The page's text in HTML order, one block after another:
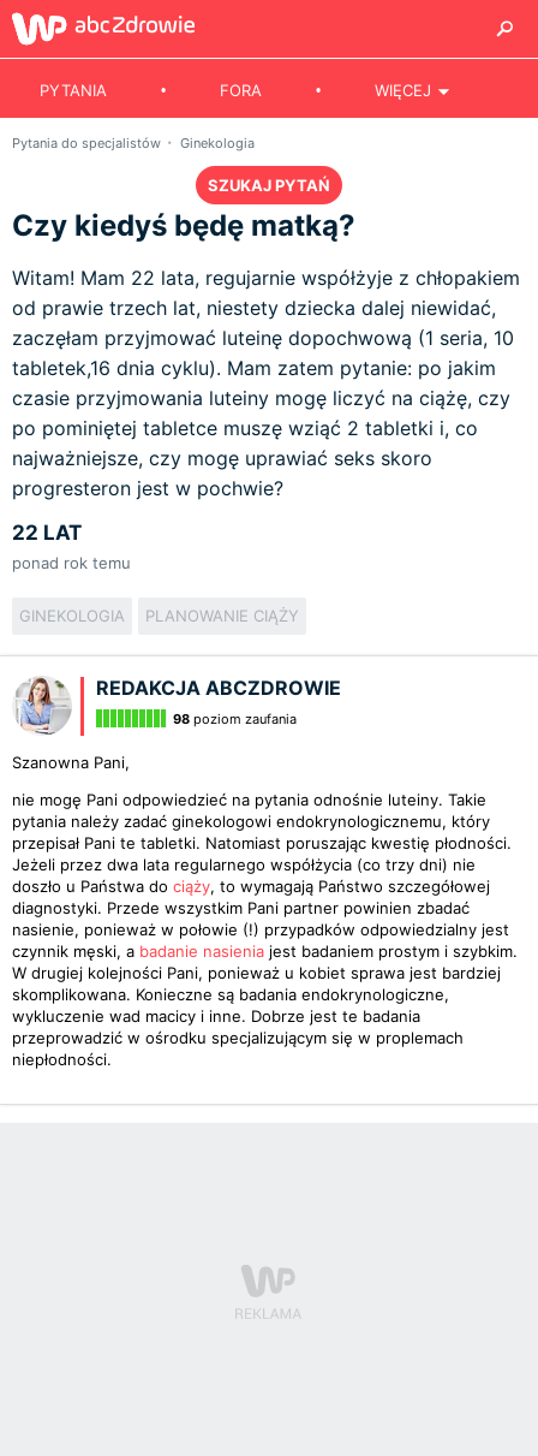
PYTANIA FORA WIĘCEJ
Pytania do specjalistów Ginekologia
SZUKAJ PYTAŃ
Czy kiedyś będę matką?
Witam! Mam 22 lata, regujarnie współżyje z chłopakiem
od prawie trzech lat, niestety dziecka dalej niewidać,
zaczęłam przyjmować luteinę dopochwową (1 seria, 10
tabletek,16 dnia cyklu). Mam zatem pytanie: po jakim
czasie przyjmowania luteiny mogę liczyć na ciążę, czy
po pominiętej tabletce muszę wziąć 2 tabletki i, co
najważniejsze, czy mogę uprawiać seks skoro
progresteron jest w pochwie?
22 LAT
ponad rok temu
GINEKOLOGIA PLANOWANIE CIĄŻY
REDAKCJA ABCZDROWIE
98 poziom zaufania
Szanowna Pani,
nie mogę Pani odpowiedzieć na pytania odnośnie luteiny. Takie
pytania należy zadać ginekologowi endokrynologicznemu, który
przepisał Pani te tabletki. Natomiast poruszając kwestię płodności.
Jeżeli przez dwa lata regularnego współżycia (co trzy dni) nie
doszło u Państwa do ciąży, to wymagają Państwo szczegółowej
diagnostyki. Przede wszystkim Pani partner powinien zbadać
nasienie, ponieważ w połowie (!) przypadków odpowiedzialny jest
czynnik męski, a badanie nasienia jest badaniem prostym i szybkim.
W drugiej kolejności Pani, ponieważ u kobiet sprawa jest bardziej
skomplikowana. Konieczne są badania endokrynologiczne,
wykluczenie wad macicy i inne. Dobrze jest te badania
przeprowadzić w ośrodku specjalizującym się w proplemach
niepłodności.